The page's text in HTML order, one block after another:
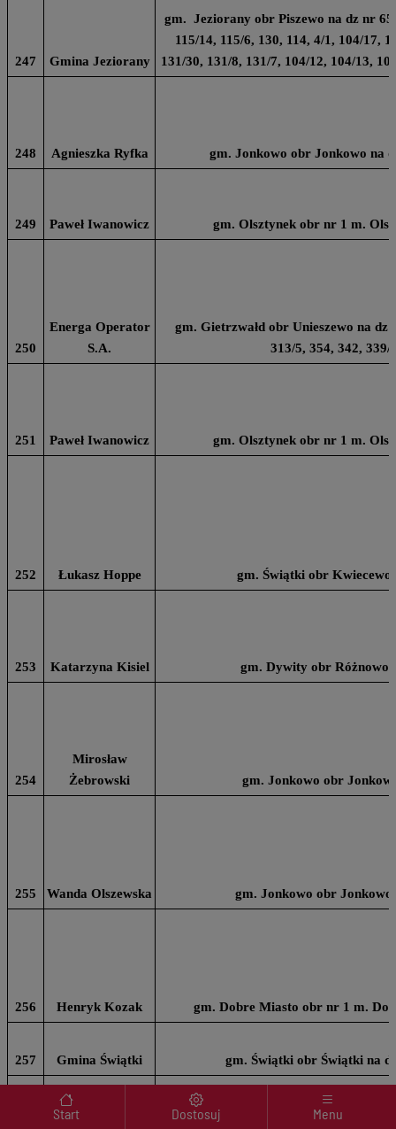
Menu wyróżnione
Start
Dostosuj Menu
247 Gmina Jeziorany
gm. Jeziorany obr Piszewo na dz nr
115/14, 115/6, 130, 114, 4/1, 104/17,
131/30, 131/8, 131/7, 104/12, 104/13,
248 Agnieszka Ryfka gm. Jonkowo obr Jonkowo na
249 Paweł Iwanowicz gm. Olsztynek obr nr 1 m.
250
Energa Operator
S.A.
gm. Gietrzwałd obr Unieszewo na dz
313/5, 354, 342, 339/
251 Paweł Iwanowicz gm. Olsztynek obr nr 1 m.
252 Łukasz Hoppe gm. Świątki obr Kwiecewo
253 Katarzyna Kisiel gm. Dywity obr Różnowo
254
Mirosław
Żebrowski
gm. Jonkowo obr
255 Wanda Olszewska gm. Jonkowo obr Jonkowo
256 Henryk Kozak gm. Dobre Miasto obr nr 1 m.
257 Gmina Świątki gm. Świątki obr Świątki na